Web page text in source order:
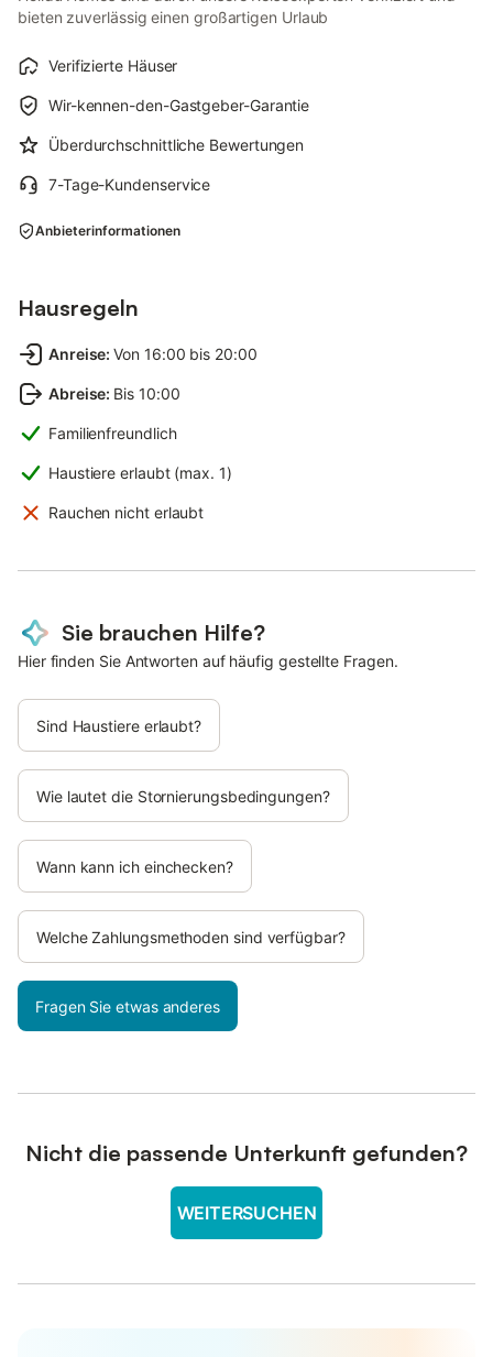
bieten zuverlässig einen großartigen Urlaub
Verifizierte Häuser
Wir-kennen-den-Gastgeber-Garantie
Überdurchschnittliche Bewertungen
7-Tage-Kundenservice
Anbieterinformationen
Hausregeln
Anreise: Von 16:00 bis 20:00
Abreise: Bis 10:00
Familienfreundlich
Haustiere erlaubt (max. 1)
Rauchen nicht erlaubt
Sie brauchen Hilfe?
Hier finden Sie Antworten auf häufig gestellte Fragen.
Sind Haustiere erlaubt?
Wie lautet die Stornierungsbedingungen?
Wann kann ich einchecken?
Welche Zahlungsmethoden sind verfügbar?
Fragen Sie etwas anderes
Nicht die passende Unterkunft gefunden?
WEITERSUCHEN